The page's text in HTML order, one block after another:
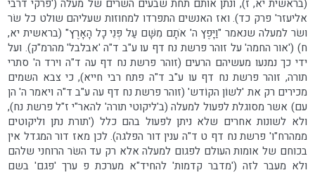
(בראשית יא, ז), ונתן אותם תחת שבעים השרים של מעלה ('פרקי דרבי
אליעזר' פרק כד). ואז האנשים התפרדו למחוזות שעליהם שולט כל שׂר
ושׂר למעלה שנאמר "וַיָּפֶץ ה' אֹתָם מִשָּׁם עַל פְּנֵי כָל הָאָרֶץ" (בראשית יא,
ח) ('אור החמה' על זוהר פרשת נח דף עו ע"ב ד"ה 'אבלבל' מהרמ"ק). ועל
ידי כך נמנעו מעשיהם הרעים (זוהר פרשת נח דף עה ד"ה וירד ה' סתרי
תורה, זוהר פרשת נח דף עו ע"ב ד"ה פתח רבי חייא), כי צבא השמים
מכירים רק את 'לשוֹן הקוֹדש' (זוהר פרשת נח דף עה ע"ב ד"ה ויאמר ה' הן
עם) אשר מסוגלת לפעול למעלה (ב'ליקוטי תורה' להאר"י ז"ל פרשת נח),
ולא לשונות אחרים שלא ניתן לפעול בהם כלל ('תורת נתן וליקוטים
ממהרח"ו' פרשת נח דף ט ד"ה ענין דור הפלגה). לכן מאז דור המגדל אין
בכוחם של אומות העולם לפגום למעלה אלא רק עד השׂר הרוחני שלהם
ולא מעבר לזה ('מדבר קדמות' להחיד"א מערכת פ ערך 'פגם' בשם